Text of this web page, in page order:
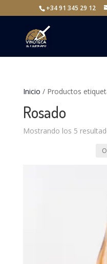
+34 91 345 29 12
Inicio / Productos
Rosado
Mostrando los 5